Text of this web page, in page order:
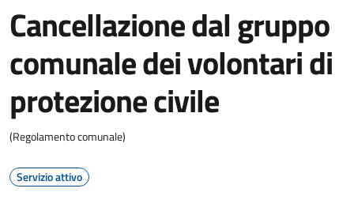
Cancellazione dal gruppo
comunale dei volontari di
protezione civile
(Regolamento comunale)
Servizio attivo